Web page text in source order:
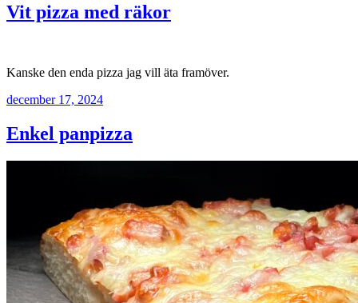
Vit pizza med räkor
Kanske den enda pizza jag vill äta framöver.
december 17, 2024
Enkel panpizza